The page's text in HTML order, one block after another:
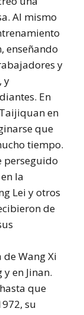
Al mismo
enseñando
y
y
En
en
que
tiempo.
perseguido
la
Lei y otros
de
Wang Xi
en Jinan.
que
su